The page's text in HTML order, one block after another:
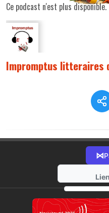
Ce podcast n'est plus disponible.
Impromptus litteraires
⋈